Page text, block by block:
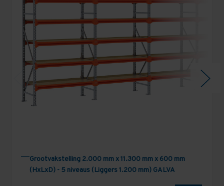
Grootvakstelling 2.000 mm x 11.300 mm x 600 mm
(HxLxD) - 5 niveaus (Liggers 1.200 mm) GALVA